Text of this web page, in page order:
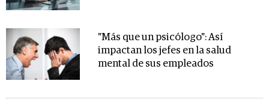
"Más que un psicólogo": Así
impactan los jefes en la salud
mental de sus empleados